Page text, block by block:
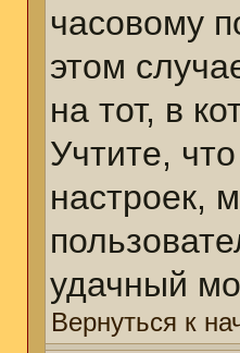
часовому
этом
на тот, в
Учтите,
настроек,
удачный
Вернуться к